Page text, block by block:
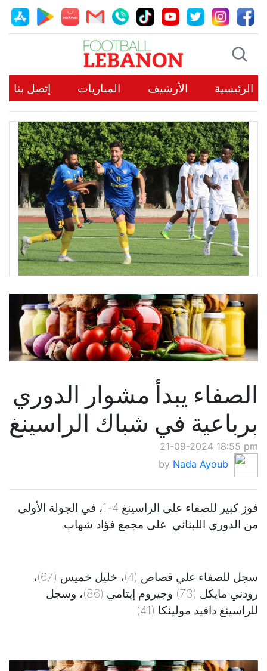
الرئيسية الأرشيف المباريات إتصل بنا
الصفاء يبدأ مشوار الدوري
برباعية في شباك الراسينغ
21-09-2024 18:55 pm
by Nada Ayoub
فوز كبير للصفاء على الراسينغ 4-1، في الجولة الأولى
من الدوري اللبناني على مجمع فؤاد شهاب.
سجل للصفاء علي قصاص (4)، خليل خميس (67)،
رودني مايكل (73) وجيروم إيتامي (86)، وسجل
للراسينغ دافيد مولينكا (41)